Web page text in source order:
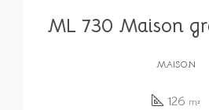
MAISON
126 m²